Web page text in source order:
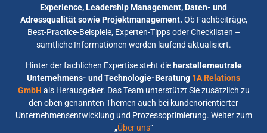
Experience, Leadership Management, Daten- und
Adressqualität sowie Projektmanagement. Ob Fachbeiträge,
Best-Practice-Beispiele, Experten-Tipps oder Checklisten –
sämtliche Informationen werden laufend aktualisiert.
Hinter der fachlichen Expertise steht die herstellerneutrale
Unternehmens- und Technologie-Beratung 1A Relations
GmbH als Herausgeber. Das Team unterstützt Sie zusätzlich zu
den oben genannten Themen auch bei kundenorientierter
Unternehmensentwicklung und Prozessoptimierung. Weiter zum
„Über uns“